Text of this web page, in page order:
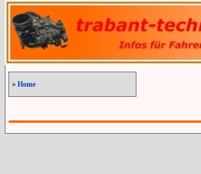
» Home